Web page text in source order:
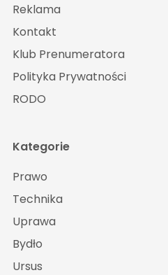
Reklama
Kontakt
Klub Prenumeratora
Polityka Prywatności
RODO
Kategorie
Prawo
Technika
Uprawa
Bydło
Ursus